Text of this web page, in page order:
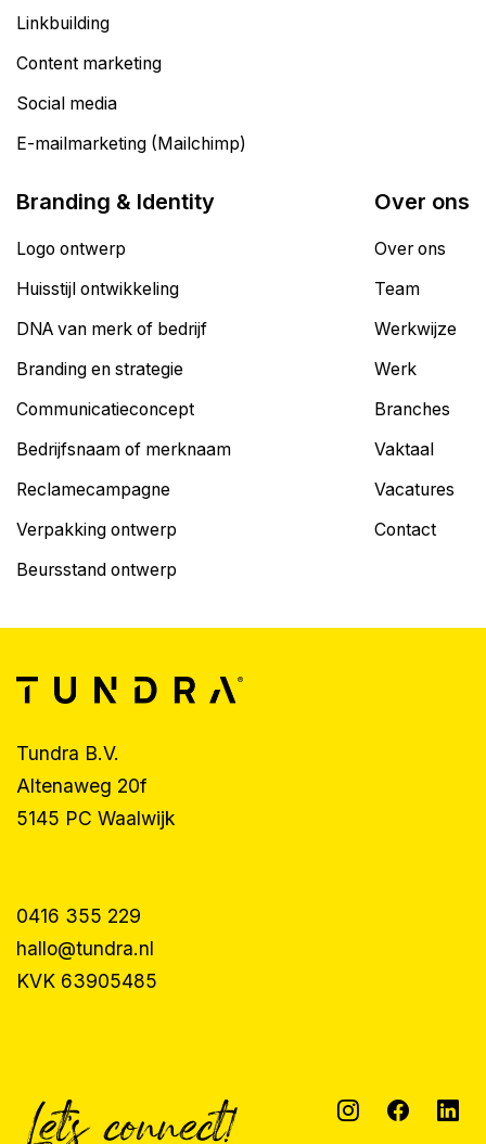
Linkbuilding
Content marketing
Social media
E-mailmarketing (Mailchimp)
Branding & Identity
Logo ontwerp
Huisstijl ontwikkeling
DNA van merk of bedrijf
Branding en strategie
Communicatieconcept
Bedrijfsnaam of merknaam
Reclamecampagne
Verpakking ontwerp
Beursstand ontwerp
Over ons
Over ons
Team
Werkwijze
Werk
Branches
Vaktaal
Vacatures
Contact
Tundra B.V.
Altenaweg 20f
5145 PC Waalwijk
0416 355 229
hallo@tundra.nl
KVK 63905485